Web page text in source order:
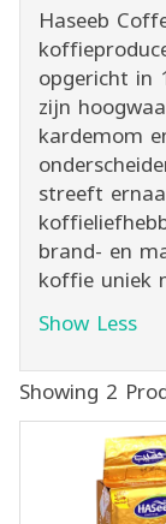
Haseeb
opgericht in
zijn
kardemom
streeft
brand- en
koffie uniek
Show Less
Showing 2